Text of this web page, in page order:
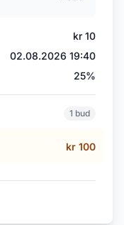
kr 10
02.08.2026 19:40
25%
1 bud
kr 100